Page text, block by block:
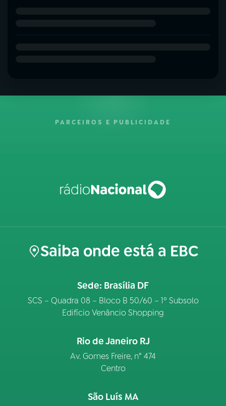
PARCEIROS E PUBLICIDADE
Saiba onde está a EBC
Sede: Brasília DF
SCS – Quadra 08 – Bloco B 50/60 – 1º Subsolo
Edifício Venâncio Shopping
Rio de Janeiro RJ
Av. Gomes Freire, n° 474
Centro
São Luís MA